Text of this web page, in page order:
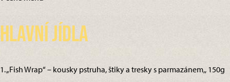
Hlavní jídla
1. „Fish Wrap“ – kousky pstruha, štiky a tresky s parmazánem,, 150g